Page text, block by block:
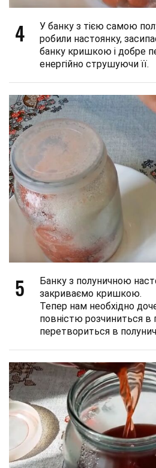
4
У банку з тією самою
робили настоянку,
банку кришкою і добре
енергійно струшуючи її.
5
Банку з полуничною
закриваємо кришкою.
Тепер нам необхідно
повністю розчиниться в
перетвориться в